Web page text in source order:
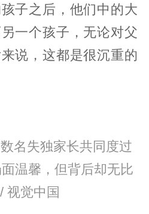
子之后，他们中的大
一个孩子，无论对父
说，这都是很沉重的
名失独家长共同度过
温馨，但背后却无比
视觉中国